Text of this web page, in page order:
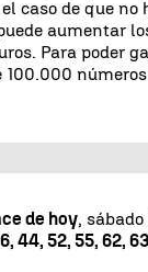
caso de que
aumentar
Para poder
100.000
de hoy,
44, 52, 55, 62,